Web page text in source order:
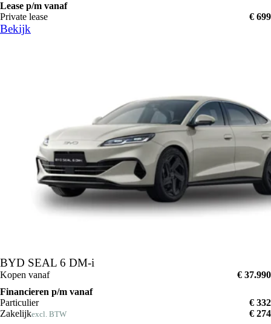
Lease p/m vanaf
Private lease
€ 699
Bekijk
BYD SEAL 6 DM-i
Kopen vanaf
€ 37.990
Financieren p/m vanaf
Particulier
€ 332
Zakelijkexcl. BTW
€ 274